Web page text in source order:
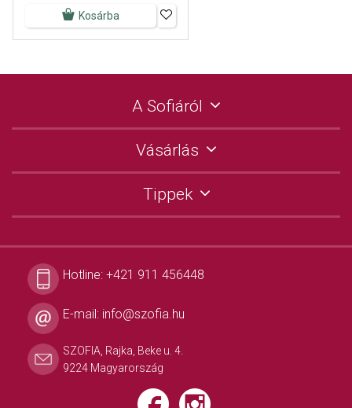
Kosárba
A Sofiáról
Vásárlás
Tippek
Hotline: +421 911 456448
E-mail: info@szofia.hu
SZOFIA, Rajka, Beke u. 4.
9224 Magyarország